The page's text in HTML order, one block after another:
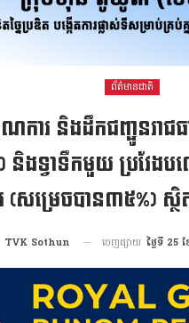
ព័ត៌មានជាតិ
រណការ និងដឹកជញ្ជូនរ
និងទ្វាទឹកមួយ ប្រវែ
ម្រេចបាន៣៥%) ស្ថិត
TVK Sothun ចេញផ្សាយ ថ្ងៃទី 25 ខ